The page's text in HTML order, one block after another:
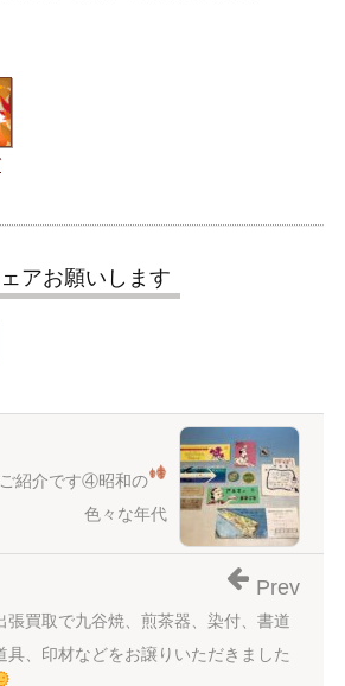
アお願いします
紹介です④昭和の
色々な年代
張買取で九谷焼、煎茶器、染付、書道
具、印材などをお譲りいただきました
Prev